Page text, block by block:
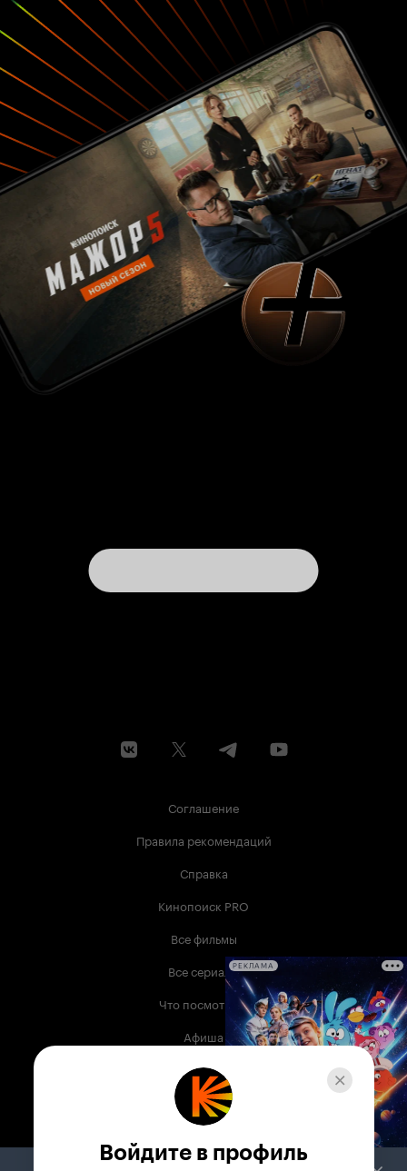
Соглашение
Правила рекомендаций
Справка
Кинопоиск PRO
Все фильмы
Все сериалы
Что посмотреть
Афиша
Музыка
Телепрограмма
Служба поддержки
РЕКЛАМА
Войдите в профиль